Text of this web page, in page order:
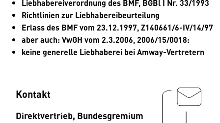
Liebhabereiverordnung des BMF, BGBl I Nr. 33/1993
Richtlinien zur Liebhabereibeurteilung
Erlass des BMF vom 23.12.1997, Z140661/6-IV/14/97
aber auch: VwGH vom 2.3.2006, 2006/15/0018:
keine generelle Liebhaberei bei Amway-Vertretern
Kontakt
Direktvertrieb, Bundesgremium